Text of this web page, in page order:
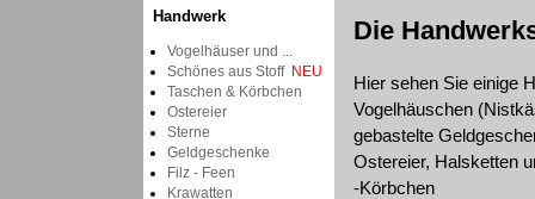
Handwerk
Vogelhäuser und ...
Schönes aus StoffNEU
Taschen & Körbchen
Ostereier
Sterne
Geldgeschenke
Filz - Feen
Krawatten
Die
Hier sehen Sie einige
Vogelhäuschen
gebastelte
Ostereier, Halsketten
-Körbchen